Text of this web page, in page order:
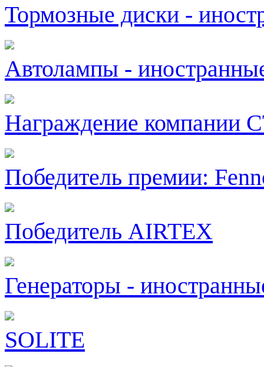
Тормозные диски -
Автолампы -
Награждение компании
Победитель премии:
Победитель AIRTEX
Генераторы -
SOLITE